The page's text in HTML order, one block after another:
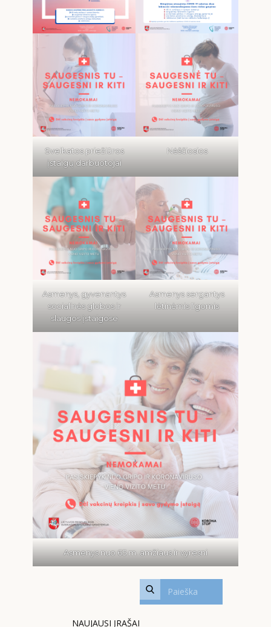
Sveikatos priežiūros
įstaigų darbuotojai
Nėščiosios
Asmenys, gyvenantys
socialinės globos ir
slaugos įstaigose
Asmenys sergantys
lėtinėmis ligomis
Asmenys nuo 65 m. amžiaus ir vyresni
NAUJAUSI ĮRAŠAI